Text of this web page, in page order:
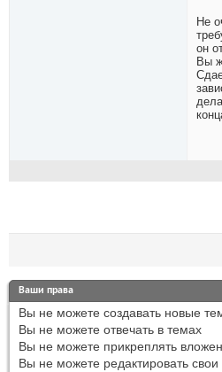
Не
он
Вы
Ваши права
Вы не можете создавать новые
Вы не можете отвечать в темах
Вы не можете прикреплять
Вы не можете редактировать